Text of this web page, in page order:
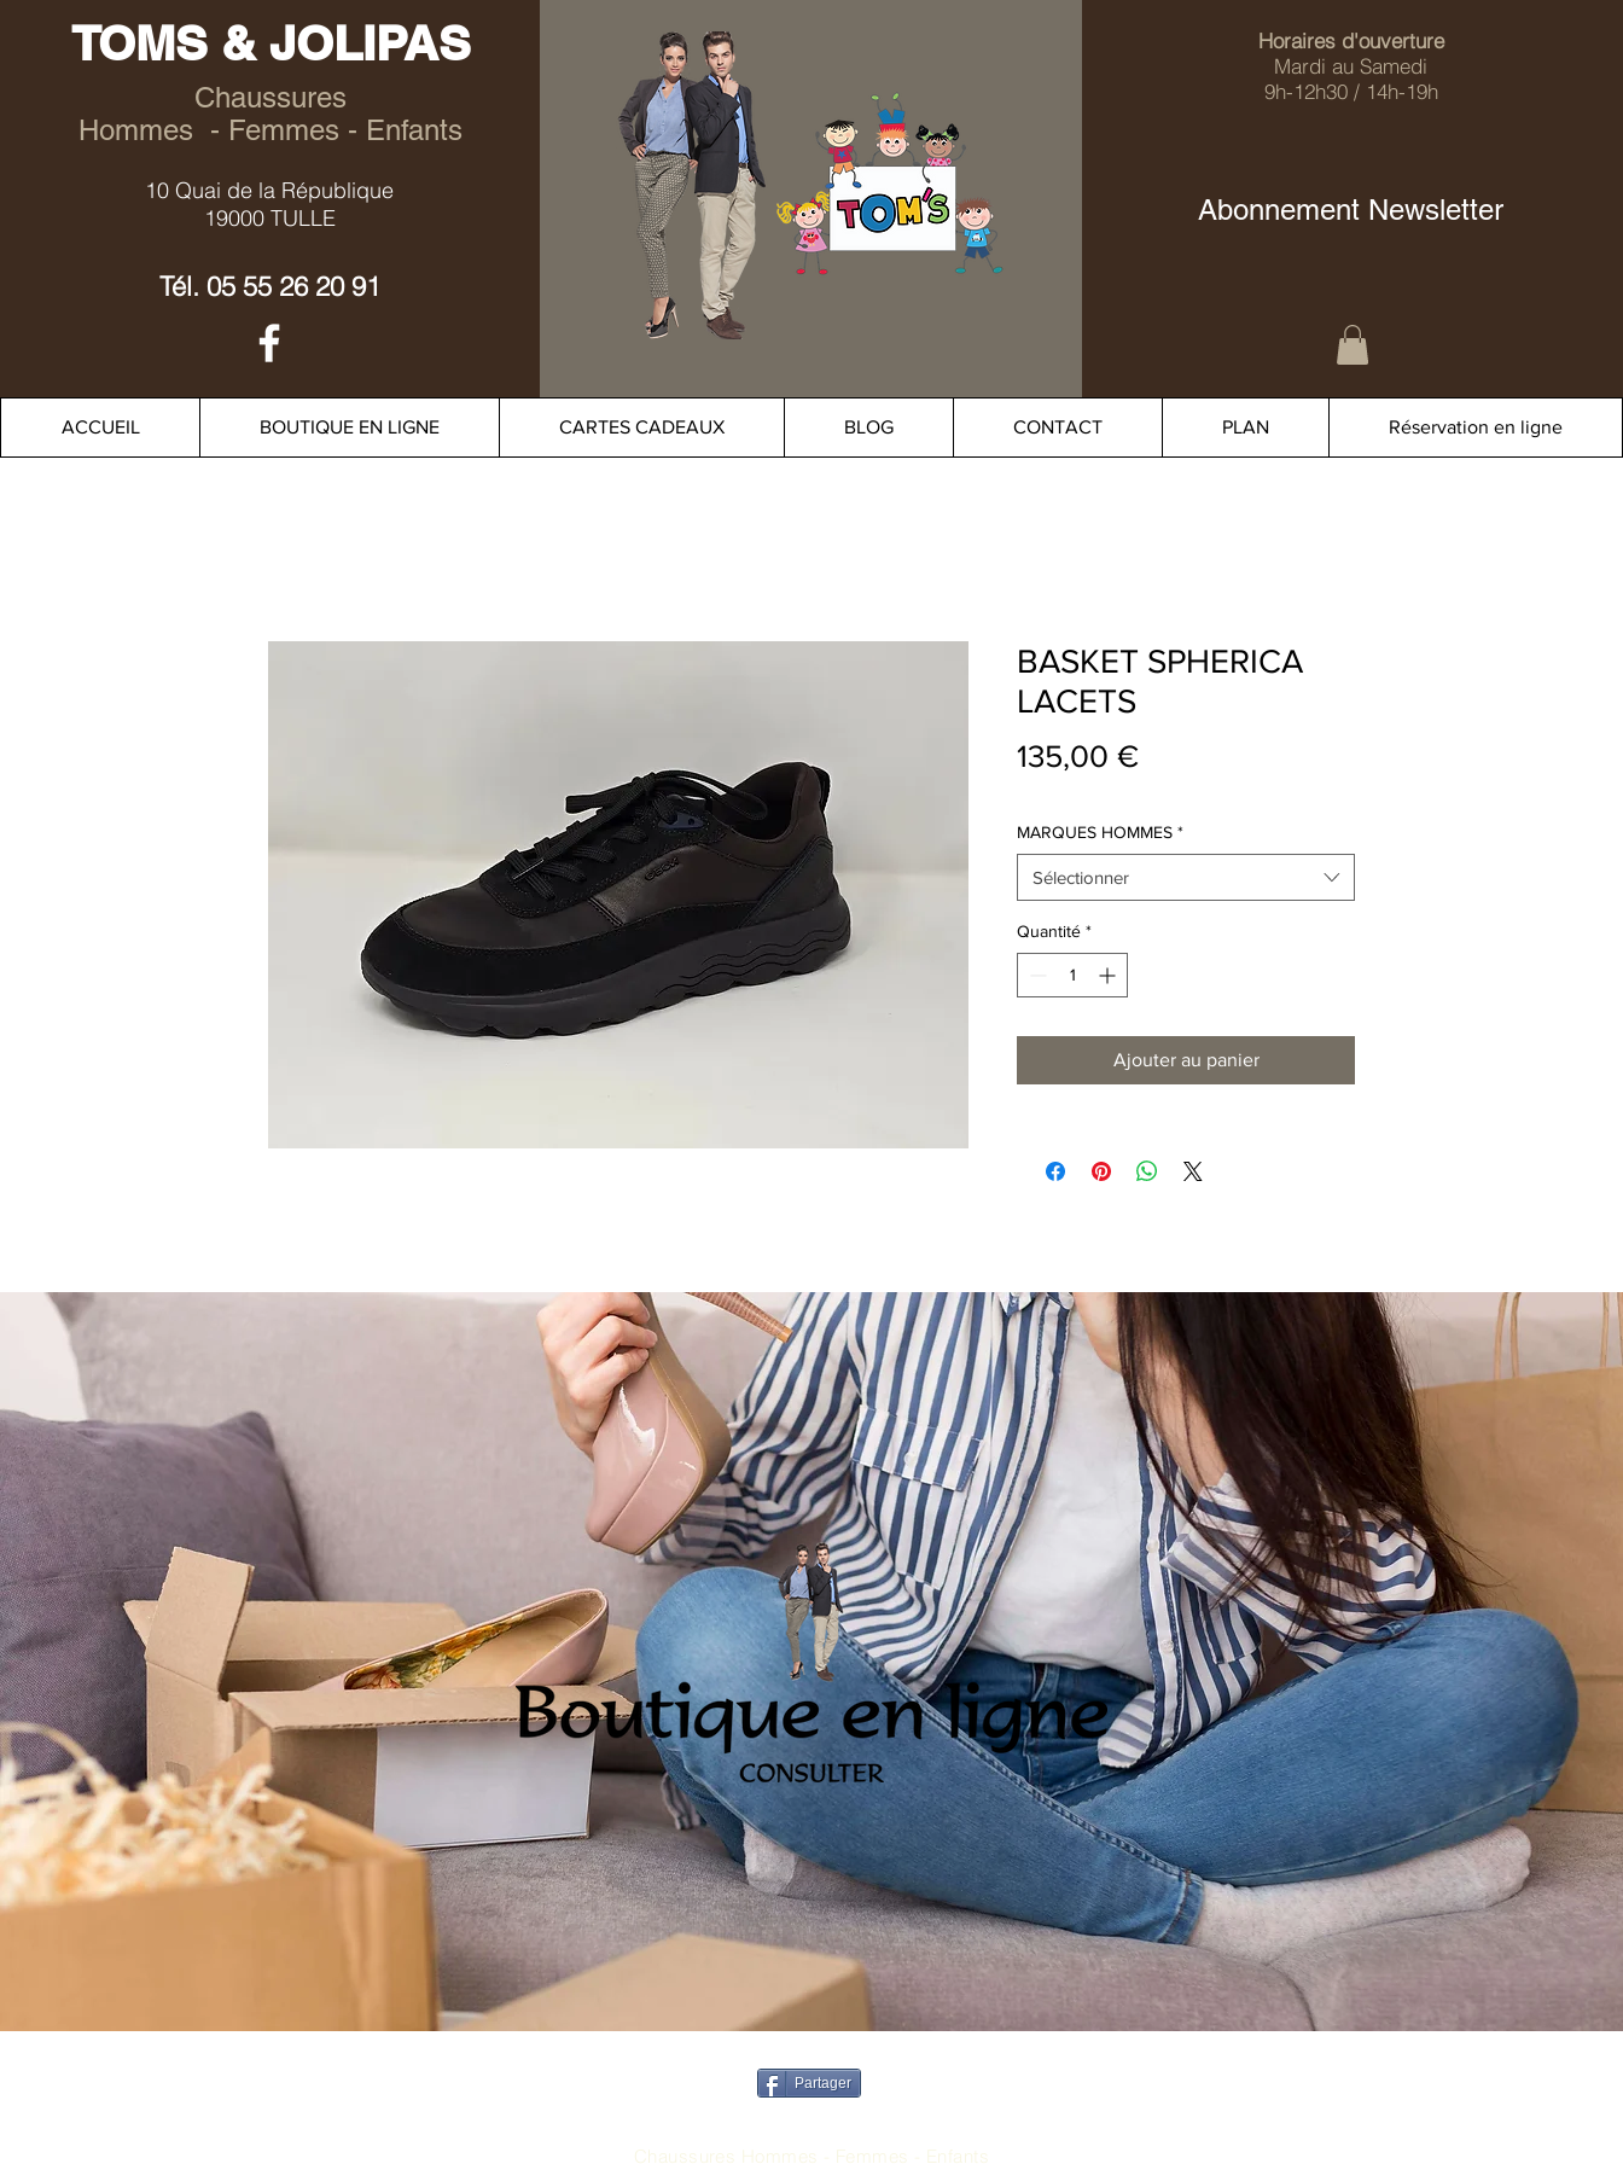
TOMS & JOLIPAS
Chaussures
Hommes - Femmes - Enfants
10 Quai de la République
19000 TULLE
Tél. 05 55 26 20 91
Horaires d'ouverture
Mardi au Samedi
9h-12h30 / 14h-19h
Abonnement Newsletter
BASKET SPHERICA
LACETS
135,00 €Prix
MARQUES HOMMES *
Sélectionner
Quantité *
Ajouter au panier
ACCUEIL BOUTIQUE EN LIGNE CARTES CADEAUX BLOG CONTACT PLAN Réservation en ligne
Partager
Chaussures Hommes - Femmes - Enfants